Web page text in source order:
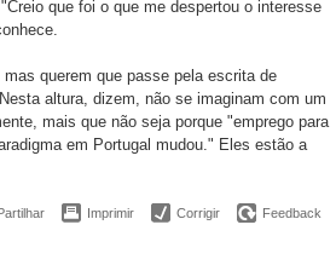
que foi o que me despertou o interesse
querem que passe pela escrita de
altura, dizem, não se imaginam com um
mais que não seja porque "emprego para
em Portugal mudou." Eles estão a
Imprimir Corrigir Feedback